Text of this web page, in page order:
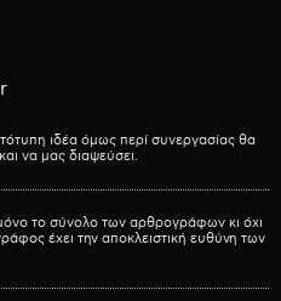
ιδέα όμως περί συνεργασίας θα
να μας διαψεύσει.
το σύνολο των αρθρογράφων κι όχι
έχει την αποκλειστική ευθύνη των